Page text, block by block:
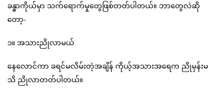
ခန္ဓာကိုယ်မှာ သက်ရောက်မှုတွေဖြစ်တတ်ပါတယ်။ ဘာတွေလဲဆို
တော့-
၁။ အသားညိုလာမယ်
နေလောင်ကာ ခရင်မလိမ်းတဲ့အချိန် ကိုယ့်အသားအရေက ညိုမှန်းမ
သိ ညိုလာတတ်ပါတယ်။